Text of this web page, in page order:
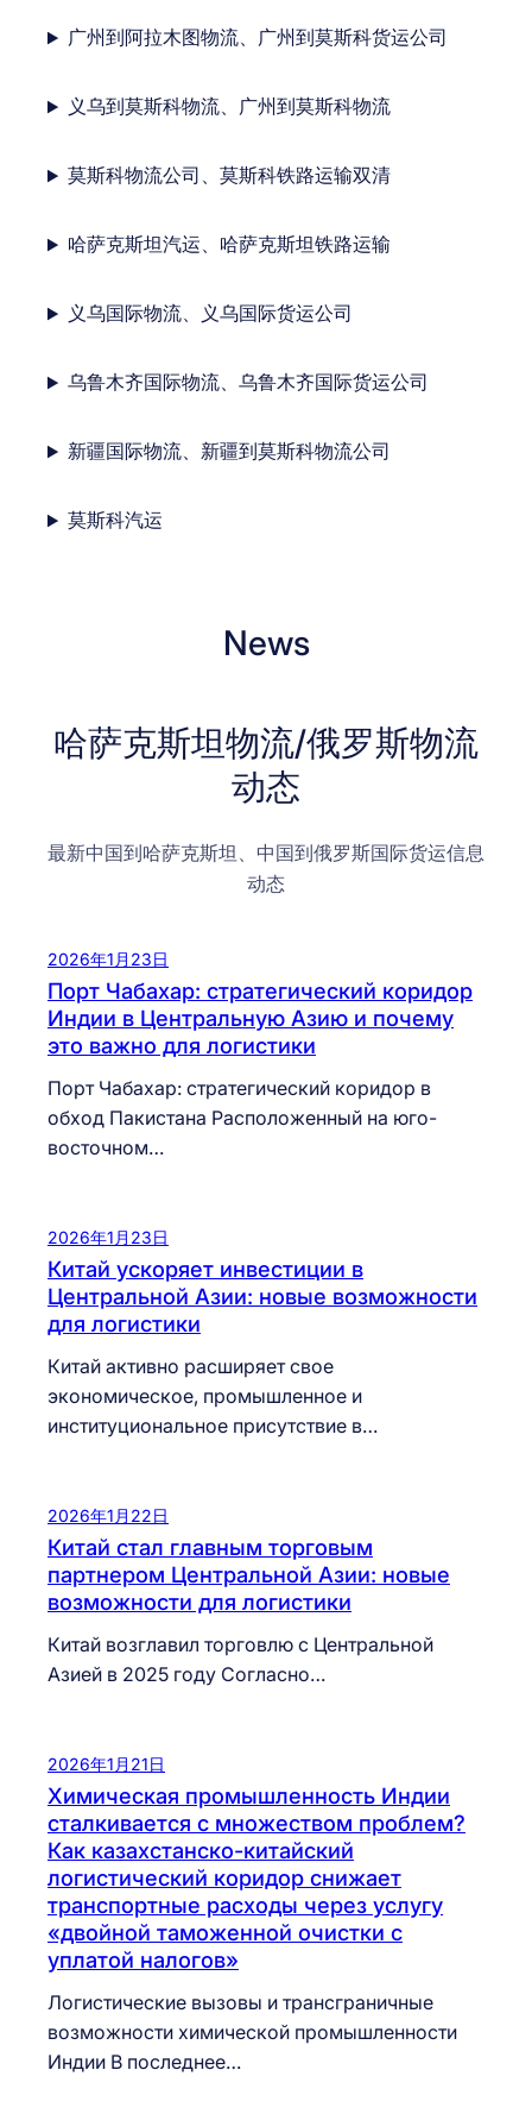
广州到阿拉木图物流、广州到莫斯科货运公司
义乌到莫斯科物流、广州到莫斯科物流
莫斯科物流公司、莫斯科铁路运输双清
哈萨克斯坦汽运、哈萨克斯坦铁路运输
义乌国际物流、义乌国际货运公司
乌鲁木齐国际物流、乌鲁木齐国际货运公司
新疆国际物流、新疆到莫斯科物流公司
莫斯科汽运
News
哈萨克斯坦物流/俄罗斯物流
动态
最新中国到哈萨克斯坦、中国到俄罗斯国际货运信息
动态
2026年1月23日
Порт Чабахар: стратегический коридор
Индии в Центральную Азию и почему
это важно для логистики
Порт Чабахар: стратегический коридор в
обход Пакистана Расположенный на юго-
восточном…
2026年1月23日
Китай ускоряет инвестиции в
Центральной Азии: новые возможности
для логистики
Китай активно расширяет свое
экономическое, промышленное и
институциональное присутствие в…
2026年1月22日
Китай стал главным торговым
партнером Центральной Азии: новые
возможности для логистики
Китай возглавил торговлю с Центральной
Азией в 2025 году Согласно…
2026年1月21日
Химическая промышленность Индии
сталкивается с множеством проблем?
Как казахстанско-китайский
логистический коридор снижает
транспортные расходы через услугу
«двойной таможенной очистки с
уплатой налогов»
Логистические вызовы и трансграничные
возможности химической промышленности
Индии В последнее…